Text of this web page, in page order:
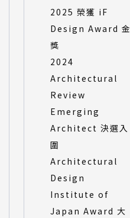
2025 榮獲 iF
Design Award 金
獎
2024
Architectural
Review
Emerging
Architect 決選入
圍
Architectural
Design
Institute of
Japan Award 大